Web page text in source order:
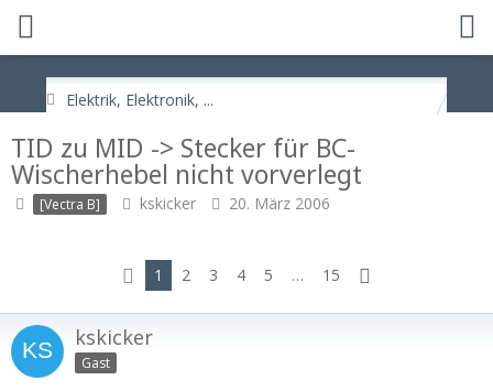
Elektrik, Elektronik, ...
TID zu MID -> Stecker für BC-
Wischerhebel nicht vorverlegt
[Vectra B] kskicker 20. März 2006
1 2 3 4 5 … 15
kskicker
Gast